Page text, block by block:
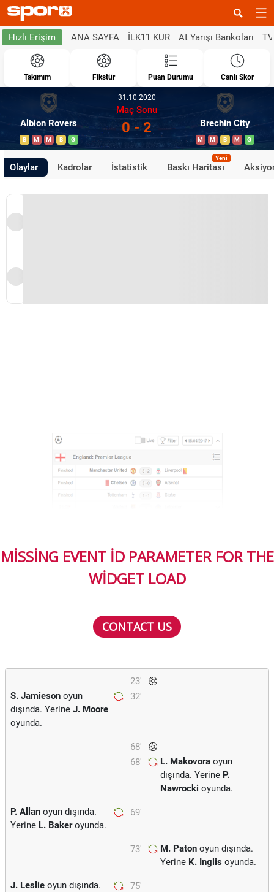
Hızlı Erişim ANA SAYFA İLK11 KUR At Yarışı Bankoları
Takımım Fikstür Puan Durumu Canlı Skor
Albion Rovers
B M M B G
31.10.2020
Maç Sonu
0 - 2 Brechin City
M M B M G
Olaylar Kadrolar İstatistik Baskı Haritası
Yeni
MISSING EVENT ID PARAMETER FOR THE
WIDGET LOAD
CONTACT US
23'
32'
S. Jamieson oyun
dışında. Yerine J. Moore
oyunda.
68'
68'
L. Makovora oyun
dışında. Yerine P.
Nawrocki oyunda.
69'
P. Allan oyun dışında.
Yerine L. Bakeroyunda.
73' M. Paton oyun dışında.
Yerine K. Inglis oyunda.
75'
J. Leslie oyun dışında.